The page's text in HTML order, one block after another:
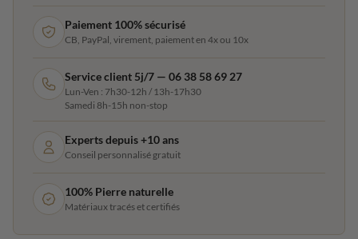
Paiement 100% sécurisé
CB, PayPal, virement, paiement en 4x ou 10x
Service client 5j/7 — 06 38 58 69 27
Lun-Ven : 7h30-12h / 13h-17h30
Samedi 8h-15h non-stop
Experts depuis +10 ans
Conseil personnalisé gratuit
100% Pierre naturelle
Matériaux tracés et certifiés